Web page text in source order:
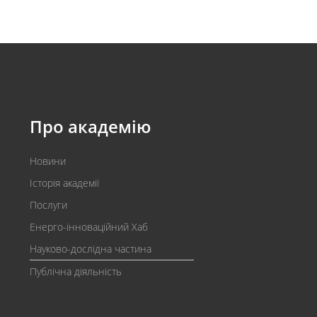
Про академію
Новини
Історія академії
Послуги
Енерго-інноваційний Хаб
Науково-дослідна частина
Публічна діяльність